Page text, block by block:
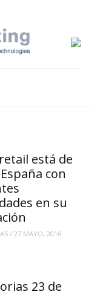
está de
con
en su
/27 MAYO, 2016
23 de